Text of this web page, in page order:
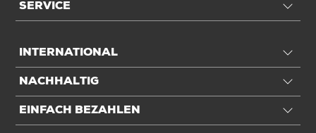
Alle Angaben ohne Gewähr, Druckfehler vorbehalten.
SERVICE
INTERNATIONAL
NACHHALTIG
EINFACH BEZAHLEN